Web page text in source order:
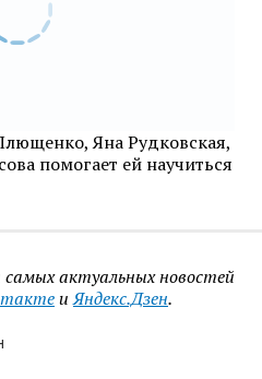
Яна Рудковская,
помогает ей научиться
самых актуальных новостей
иЯндекс.Дзен.